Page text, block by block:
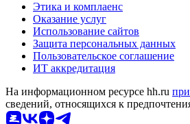
Этика и комплаенс
Оказание услуг
Использование сайтов
Защита персональных данных
Пользовательское соглашение
ИТ аккредитация
На информационном ресурсе hh.ru
сведений, относящихся к